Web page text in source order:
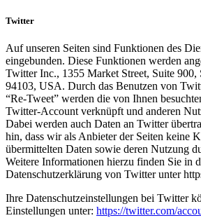
Twitter
Auf unseren Seiten sind Funktionen des
eingebunden. Diese Funktionen werden
Twitter Inc., 1355 Market Street, Suite 900,
94103, USA. Durch das Benutzen von
“Re-Tweet” werden die von Ihnen
Twitter-Account verknüpft und anderen
Dabei werden auch Daten an Twitter
hin, dass wir als Anbieter der Seiten keine
übermittelten Daten sowie deren Nutzung
Weitere Informationen hierzu finden Sie in
Datenschutzerklärung von Twitter unter
Ihre Datenschutzeinstellungen bei Twitter
Einstellungen unter: https://twitter.com/